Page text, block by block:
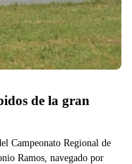
de la gran
Campeonato Regional de
Ramos, navegado por